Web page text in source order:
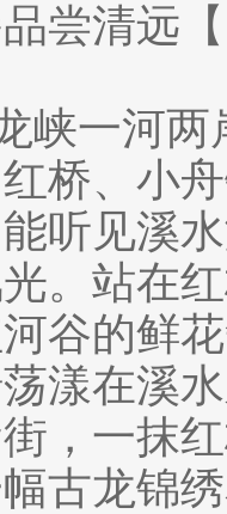
尝清远
峡一河
桥、小
听见溪
。站在
谷的鲜
漾在溪
，一抹
古龙锦